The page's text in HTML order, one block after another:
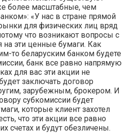
более масштабные, чем
«У нас в стране прямой
для физических лиц вряд
что возникают вопросы с
на эти ценные бумаги. Как
то беларуским банком будете
банк все равно напрямую
для вас эти акции не
заключать договор
зарубежным, брокером. И
субкомиссии будет
которые клиент захотел
что эти акции все равно
счетах и будут обезличены.